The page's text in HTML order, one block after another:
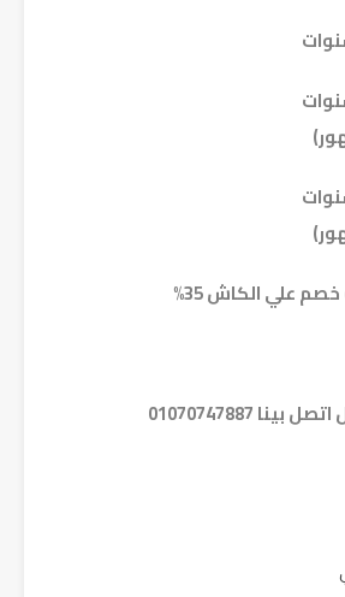
علي الكاش 35%
01070747887